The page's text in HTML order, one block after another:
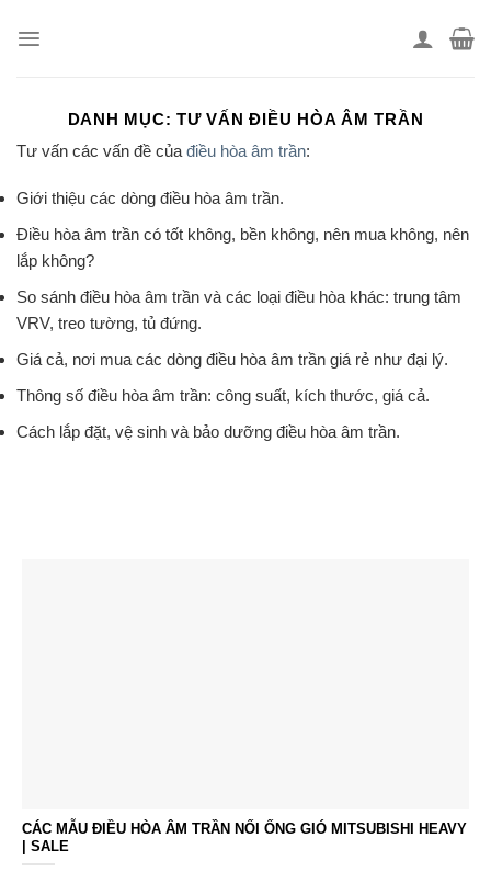
DANH MỤC:TƯ VẤN ĐIỀU HÒA ÂM TRẦN
Tư vấn các vấn đề của điều hòa âm trần:
Giới thiệu các dòng điều hòa âm trần.
Điều hòa âm trần có tốt không, bền không, nên mua không, nên
lắp không?
So sánh điều hòa âm trần và các loại điều hòa khác: trung tâm
VRV, treo tường, tủ đứng.
Giá cả, nơi mua các dòng điều hòa âm trần giá rẻ như đại lý.
Thông số điều hòa âm trần: công suất, kích thước, giá cả.
Cách lắp đặt, vệ sinh và bảo dưỡng điều hòa âm trần.
CÁC MẪU ĐIỀU HÒA ÂM TRẦN NỐI ỐNG GIÓ MITSUBISHI HEAVY
| SALE